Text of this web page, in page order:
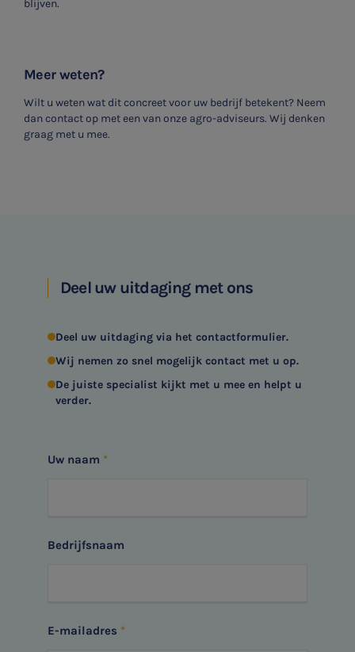
SNEL UW ANTWOORD VINDEN
blijven.
Meer weten?
Wilt u weten wat dit concreet voor uw bedrijf betekent? Neem
dan contact op met een van onze agro-adviseurs. Wij denken
graag met u mee.
Deel uw uitdaging met ons
Deel uw uitdaging via het contactformulier.
Wij nemen zo snel mogelijk contact met u op.
De juiste specialist kijkt met u mee en helpt u
verder.
Uw naam
Bedrijfsnaam
E-mailadres